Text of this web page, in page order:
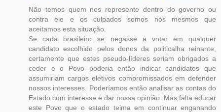
Não temos quem nos represente dentro do governo ou
contra ele e os culpados somos nós mesmos que
aceitamos esta situação.
Se cada brasileiro se negasse a votar em qualquer
candidato escolhido pelos donos da politicalha reinante,
certamente que estes pseudo-líderes seriam obrigados a
ceder e o Povo poderia então indicar candidatos que
assumiriam cargos eletivos compromissados em defender
nossos interesses. Poderíamos então analisar as contas do
Estado com interesse e dar nossa opinião. Mas falta educar
este Povo que o estado teima em continuar enganando